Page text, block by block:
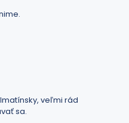
veľmi rád
sa.